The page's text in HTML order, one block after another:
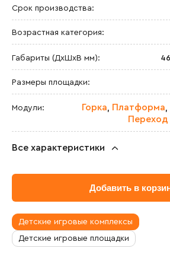
Срок производства:
Возрастная категория:
Габариты (ДхШxВ мм):
Размеры площадки:
Модули: Горка, Платформа,
Все характеристики
Транспортировочный объём:
Добавить в
Детские игровые комплексы
Детские игровые площадки